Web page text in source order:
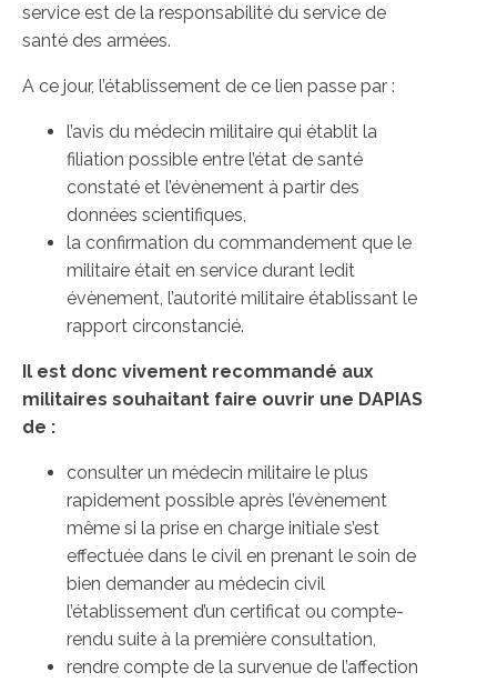
service est de la responsabilité du service de
santé des armées.
A ce jour, l’établissement de ce lien passe par :
l’avis du médecin militaire qui établit la
filiation possible entre l’état de santé
constaté et l’évènement à partir des
données scientifiques,
la confirmation du commandement que le
militaire était en service durant ledit
évènement, l’autorité militaire établissant le
rapport circonstancié.
Il est donc vivement recommandé aux
militaires souhaitant faire ouvrir une DAPIAS
de :
consulter un médecin militaire le plus
rapidement possible après l’évènement
même si la prise en charge initiale s’est
effectuée dans le civil en prenant le soin de
bien demander au médecin civil
l’établissement d’un certificat ou compte-
rendu suite à la première consultation,
rendre compte de la survenue de l’affection